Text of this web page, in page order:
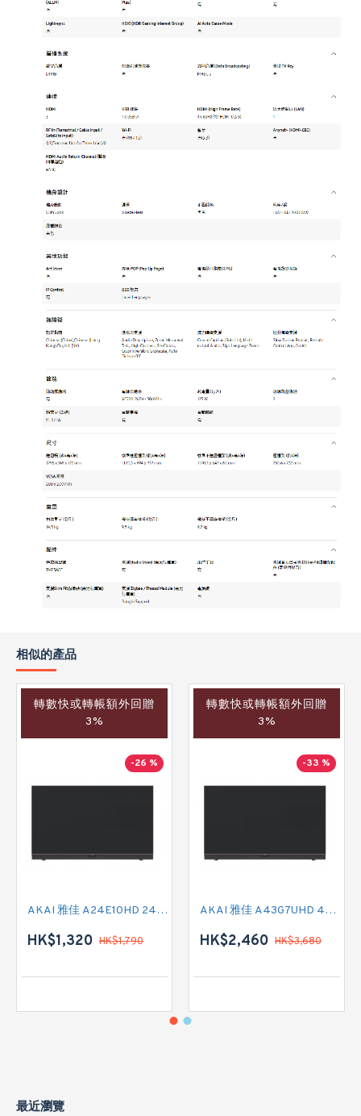
相似的產品
轉數快或轉帳額外回贈
3%
-26 %
AKAI 雅佳 A24E10HD 24吋 HD READY-TV
HK$1,320 HK$1,790
轉數快或轉帳額外回贈
3%
-33 %
AKAI 雅佳 A43G7UHD 43吋 4K SMART TV
HK$2,460 HK$3,680
最近瀏覽